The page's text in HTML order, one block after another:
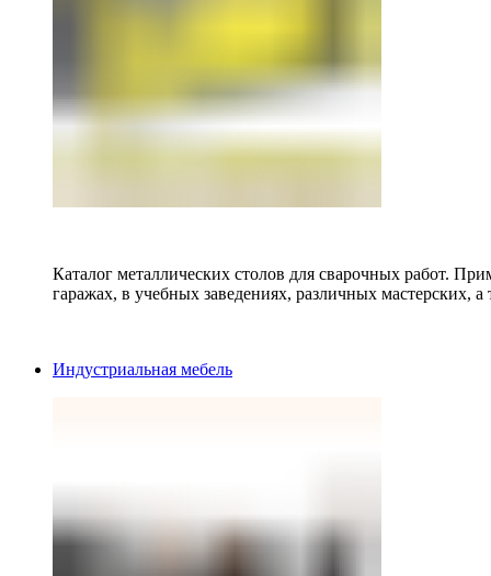
Каталог металлических столов для сварочных работ.
гаражах, в учебных заведениях, различных мастерских, а
Индустриальная мебель